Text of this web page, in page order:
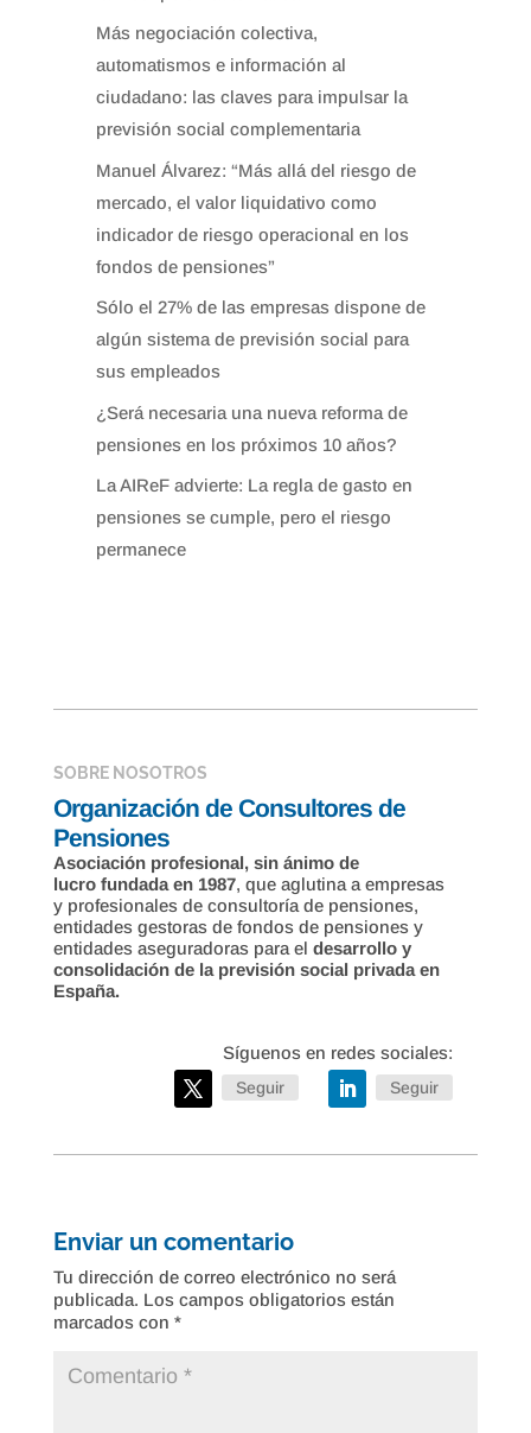
Más negociación colectiva,
automatismos e información al
ciudadano: las claves para impulsar la
previsión social complementaria
Manuel Álvarez: “Más allá del riesgo de
mercado, el valor liquidativo como
indicador de riesgo operacional en los
fondos de pensiones”
Sólo el 27% de las empresas dispone de
algún sistema de previsión social para
sus empleados
¿Será necesaria una nueva reforma de
pensiones en los próximos 10 años?
La AIReF advierte: La regla de gasto en
pensiones se cumple, pero el riesgo
permanece
SOBRE NOSOTROS
Organización de Consultores de
Pensiones
Asociación profesional, sin ánimo de
lucro fundada en 1987, que aglutina a empresas
y profesionales de consultoría de pensiones,
entidades gestoras de fondos de pensiones y
entidades aseguradoras para el desarrollo y
consolidación de la previsión social privada en
España.
Seguir Seguir
Enviar un comentario
Tu dirección de correo electrónico no será
publicada. Los campos obligatorios están
marcados con *